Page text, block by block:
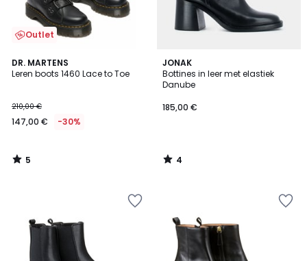
Outlet
DR. MARTENS
Leren boots 1460 Lace to Toe
210,00 €
147,00 € -30%
5
/
5
/
JONAK
Bottines in leer met elastiek
Danube
185,00 €
4
/
5
4
/